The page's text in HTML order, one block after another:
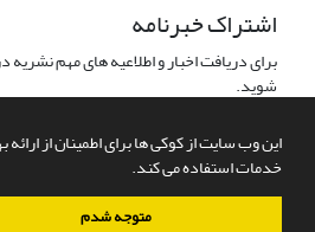
این وب سایت از کوکی ها برای اطمینان از ارائه
خدمات استفاده می کند.
متوجه شدم
اشتراک خبرنامه
برای دریافت اخبار و اطلاعیه های مهم
شوید.